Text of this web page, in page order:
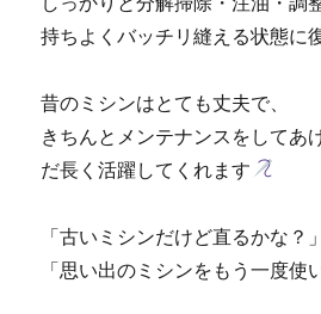
持ちよくバッチリ縫える状態に
昔のミシンはとても丈夫で、
きちんとメンテナンスをしてあ
だ長く活躍してくれます
「古いミシンだけど直るかな？」
「思い出のミシンをもう一度使